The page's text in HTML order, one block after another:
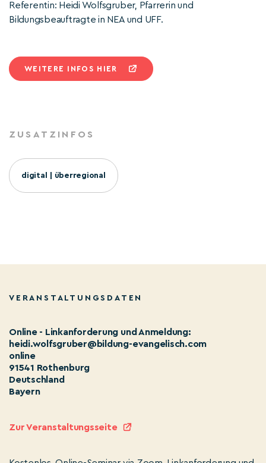
Referentin: Heidi Wolfsgruber, Pfarrerin und
Bildungsbeauftragte in NEA und UFF.
WEITERE INFOS HIER
ZUSATZINFOS
digital | überregional
VERANSTALTUNGSDATEN
Online - Linkanforderung und Anmeldung:
heidi.wolfsgruber@bildung-evangelisch.com
online
91541 Rothenburg
Deutschland
Bayern
Zur Veranstaltungsseite